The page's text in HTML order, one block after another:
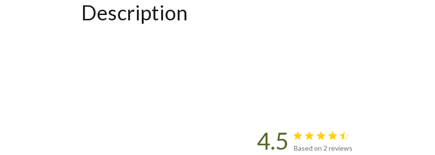
Description
4.5 4.5 star rating
Based on 2 reviews